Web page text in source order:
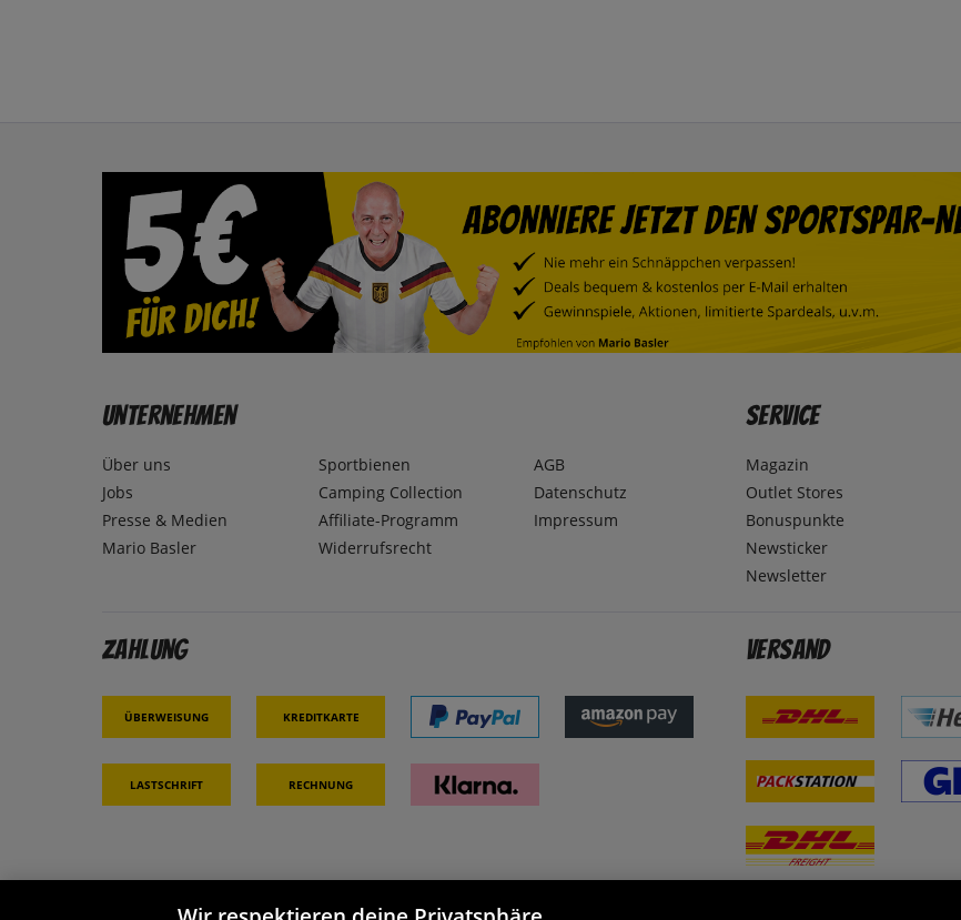
Unternehmen
Über uns
Jobs
Presse & Medien
Mario Basler
Sportbienen
Camping Collection
Affiliate-Programm
Widerrufsrecht
AGB
Datenschutz
Impressum
Service
Magazin
Outlet Stores
Bonuspunkte
Newsticker
Newsletter
Zahlung
Überweisung Kreditkarte
Lastschrift Rechnung
Versand